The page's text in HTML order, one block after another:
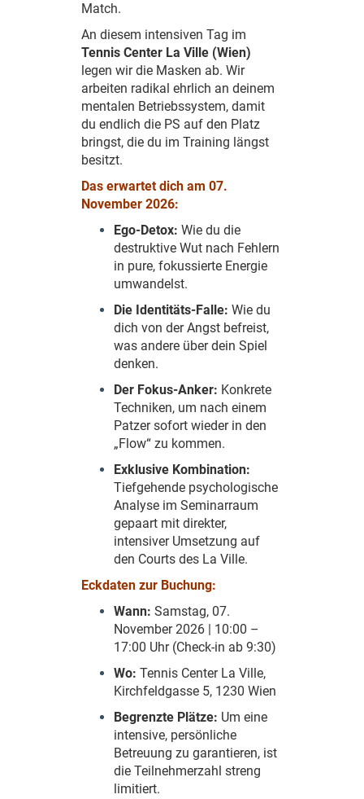
Match.
An diesem intensiven Tag im
Tennis Center La Ville (Wien)
legen wir die Masken ab. Wir
arbeiten radikal ehrlich an deinem
mentalen Betriebssystem, damit
du endlich die PS auf den Platz
bringst, die du im Training längst
besitzt.
Das erwartet dich am 07.
November 2026:
Ego-Detox: Wie du die
destruktive Wut nach Fehlern
in pure, fokussierte Energie
umwandelst.
Die Identitäts-Falle: Wie du
dich von der Angst befreist,
was andere über dein Spiel
denken.
Der Fokus-Anker: Konkrete
Techniken, um nach einem
Patzer sofort wieder in den
„Flow“ zu kommen.
Exklusive Kombination:
Tiefgehende psychologische
Analyse im Seminarraum
gepaart mit direkter,
intensiver Umsetzung auf
den Courts des La Ville.
Eckdaten zur Buchung:
Wann: Samstag, 07.
November 2026 | 10:00 –
17:00 Uhr (Check-in ab 9:30)
Wo: Tennis Center La Ville,
Kirchfeldgasse 5, 1230 Wien
Begrenzte Plätze: Um eine
intensive, persönliche
Betreuung zu garantieren, ist
die Teilnehmerzahl streng
limitiert.